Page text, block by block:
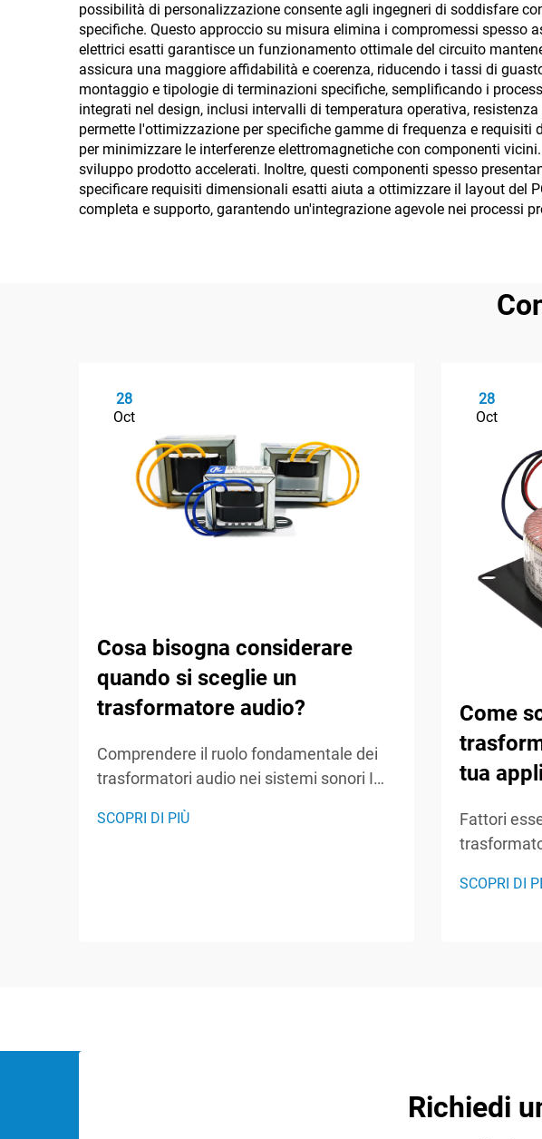
possibilità di personalizzazione consente agli ingegneri di soddisfare
specifiche. Questo approccio su misura elimina i compromessi
elettrici esatti garantisce un funzionamento ottimale del circuito
assicura una maggiore affidabilità e coerenza, riducendo i tassi di
montaggio e tipologie di terminazioni specifiche, semplificando i
integrati nel design, inclusi intervalli di temperatura operativa,
permette l'ottimizzazione per specifiche gamme di frequenza e
per minimizzare le interferenze elettromagnetiche con componenti
sviluppo prodotto accelerati. Inoltre, questi componenti spesso
specificare requisiti dimensionali esatti aiuta a ottimizzare il layout del
completa e supporto, garantendo un'integrazione agevole nei processi
28
Oct
Cosa bisogna considerare
quando si sceglie un
trasformatore audio?
Comprendere il ruolo fondamentale dei
trasformatori audio nei sistemi sonori I
dei sistemi sonori, svolgendo un ruolo
SCOPRI DI PIÙ
28
Oct
Come
tua
Fattori
decisione
SCOPRI DI
Richiedi